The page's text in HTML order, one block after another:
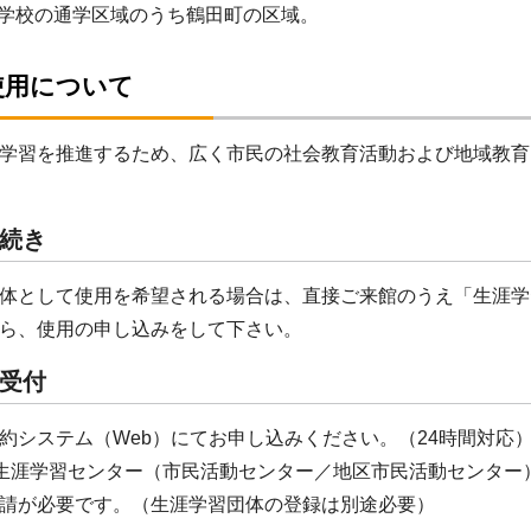
校の通学区域のうち鶴田町の区域。
について
習を推進するため、広く市民の社会教育活動および地域教
き
として使用を希望される場合は、直接ご来館のうえ「生涯
、使用の申し込みをして下さい。
付
システム（Web）にてお申し込みください。（24時間対応
涯学習センター（市民活動センター／地区市民活動センタ
が必要です。（生涯学習団体の登録は別途必要）